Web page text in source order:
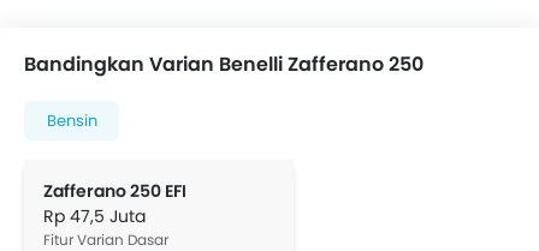
Bandingkan Varian Benelli Zafferano 250
Bensin
Zafferano 250 EFI
Rp 47,5 Juta
Fitur Varian Dasar